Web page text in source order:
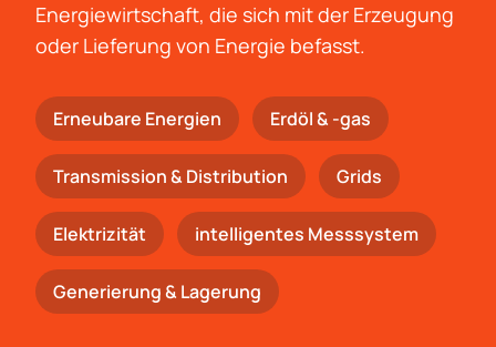
Energiewirtschaft, die sich mit der Erzeugung
oder Lieferung von Energie befasst.
Erneubare Energien Erdöl & -gas
Trans­mis­si­on & Distribution Grids
Elektrizität intelligentes Messsystem
Generierung & Lagerung